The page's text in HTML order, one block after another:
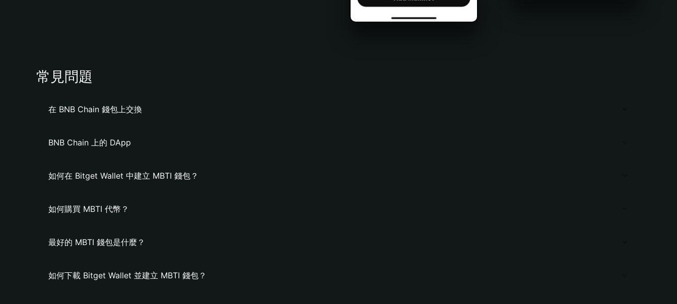
常見問題
在 BNB Chain 錢包上交換
BNB Chain 上的 DApp
如何在 Bitget Wallet 中建立 MBTI 錢包？
如何購買 MBTI 代幣？
最好的 MBTI 錢包是什麼？
如何下載 Bitget Wallet 並建立 MBTI 錢包？